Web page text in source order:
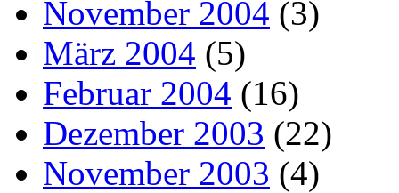
November 2004 (3)
März 2004 (5)
Februar 2004 (16)
Dezember 2003 (22)
November 2003 (4)